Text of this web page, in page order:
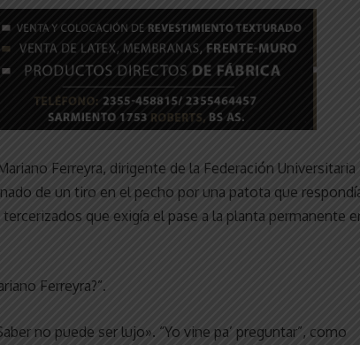
Ferreyra, dirigente de la Federación Universitaria
de un tiro en el pecho por una patota que
que exigía el pase a la planta permanente
Ferreyra?”.
no puede ser lujo». “Yo vine pa’ preguntar”, como